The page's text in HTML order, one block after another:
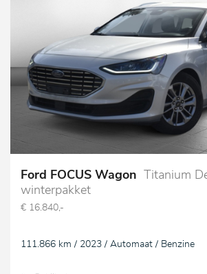
Ford FOCUS Wagon
Titanium
winterpakket
€ 16.840,-
111.866 km / 2023 / Automaat / Benzine